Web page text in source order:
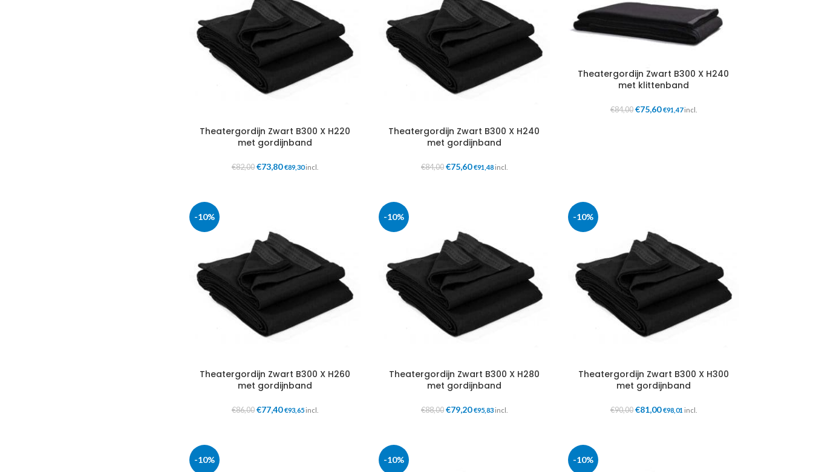
Theatergordijn Zwart B300 X H220
met gordijnband
€82,00 €73,80 €89,30incl.
Theatergordijn Zwart B300 X H240
met gordijnband
€84,00 €75,60 €91,48incl.
Theatergordijn Zwart B300 X H240
met klittenband
€84,00 €75,60 €91,47incl.
-10%
Theatergordijn Zwart B300 X H260
met gordijnband
€86,00 €77,40 €93,65incl.
-10%
Theatergordijn Zwart B300 X H280
met gordijnband
€88,00 €79,20 €95,83incl.
-10%
Theatergordijn Zwart B300 X H300
met gordijnband
€90,00 €81,00 €98,01 incl.
-10% -10% -10%